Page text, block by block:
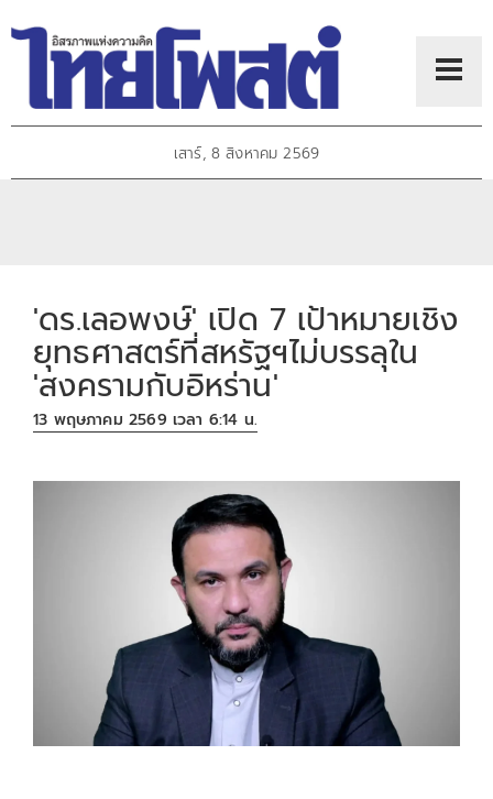
เสาร์, 8 สิงหาคม 2569
'ดร.เลอพงษ์' เปิด 7 เป้าหมายเชิง
ยุทธศาสตร์ที่สหรัฐฯไม่บรรลุใน
'สงครามกับอิหร่าน'
13 พฤษภาคม 2569 เวลา 6:14 น.